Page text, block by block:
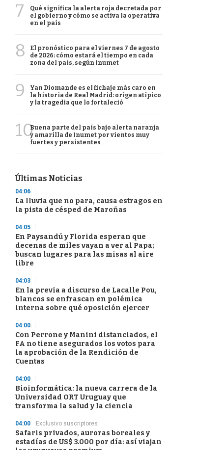
7
Qué significa la alerta roja decretada por
el gobierno y cómo se activa la operativa
en el país
8
El pronóstico para el viernes 7 de agosto
de 2026: cómo estará el tiempo en cada
zona del país, según Inumet
9
Yan Diomande es el fichaje más caro en
la historia de Real Madrid: origen atípico
y la tragedia que lo fortaleció
10Buena parte del país bajo alerta naranja
y amarilla de Inumet por vientos muy
fuertes y persistentes
Últimas Noticias
04:06
La lluvia que no para, causa estragos en
la pista de césped de Maroñas
04:05
En Paysandú y Florida esperan que
decenas de miles vayan a ver al Papa;
buscan lugares para las misas al aire
libre
04:03
En la previa a discurso de Lacalle Pou,
blancos se enfrascan en polémica
interna sobre qué oposición ejercer
04:00
Con Perrone y Manini distanciados, el
FA no tiene asegurados los votos para
la aprobación de la Rendición de
Cuentas
04:00
Bioinformática: la nueva carrera de la
Universidad ORT Uruguay que
transforma la salud y la ciencia
04:00 Exclusivo suscriptores
Safaris privados, auroras boreales y
estadías de US$ 3.000 por día: así viajan